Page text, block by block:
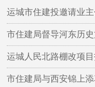
运城市住建投邀请业
市住建局督导河东历
运城人民北路棚改项
市住建局与西安锦上